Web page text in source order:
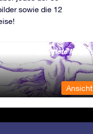
sowie die 12
- Die angekettete Magd
Ansicht